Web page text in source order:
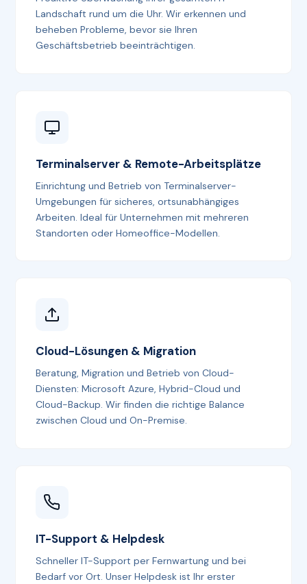
Landschaft rund um die Uhr. Wir erkennen und
beheben Probleme, bevor sie Ihren
Geschäftsbetrieb beeinträchtigen.
Terminalserver & Remote-Arbeitsplätze
Einrichtung und Betrieb von Terminalserver-
Umgebungen für sicheres, ortsunabhängiges
Arbeiten. Ideal für Unternehmen mit mehreren
Standorten oder Homeoffice-Modellen.
Cloud-Lösungen & Migration
Beratung, Migration und Betrieb von Cloud-
Diensten: Microsoft Azure, Hybrid-Cloud und
Cloud-Backup. Wir finden die richtige Balance
zwischen Cloud und On-Premise.
IT-Support & Helpdesk
Schneller IT-Support per Fernwartung und bei
Bedarf vor Ort. Unser Helpdesk ist Ihr erster